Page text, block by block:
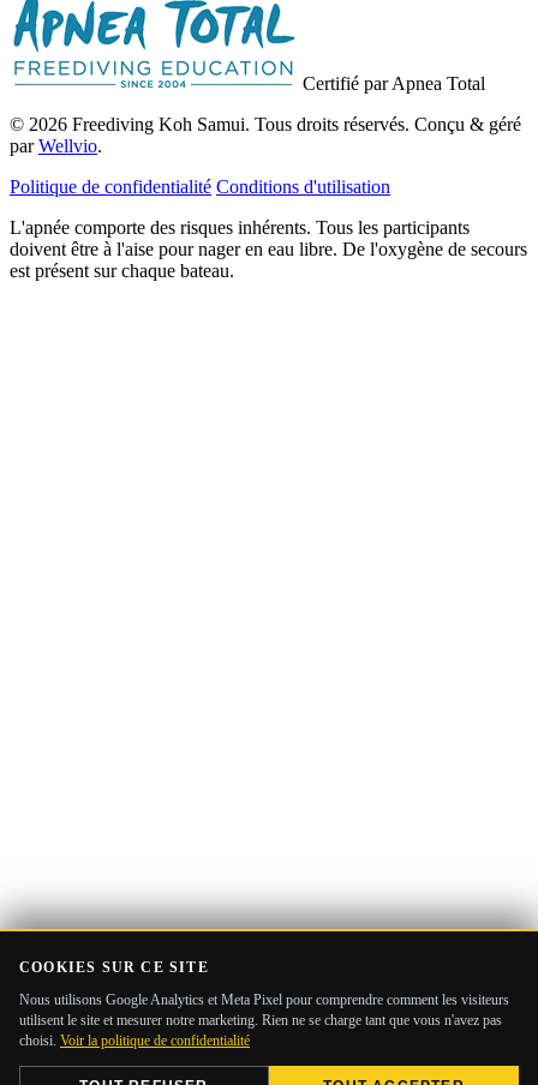
Certifié par Apnea Total
© 2026 Freediving Koh Samui. Tous droits réservés. Conçu & géré
parWellvio.
Politique de confidentialité Conditions d'utilisation
L'apnée comporte des risques inhérents. Tous les participants
doivent être à l'aise pour nager en eau libre. De l'oxygène de secours
est présent sur chaque bateau.
COOKIES SUR CE SITE
Nous utilisons Google Analytics et Meta Pixel pour comprendre comment les visiteurs
utilisent le site et mesurer notre marketing. Rien ne se charge tant que vous n'avez pas
choisi. Voir la politique de confidentialité